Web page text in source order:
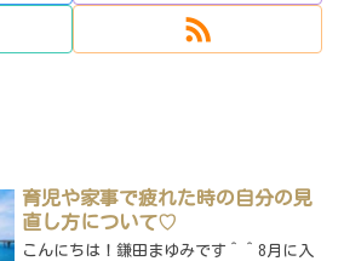
育児や家事で疲れた時の自分の見
直し方について♡
こんにちは！鎌田まゆみです＾＾8月に入